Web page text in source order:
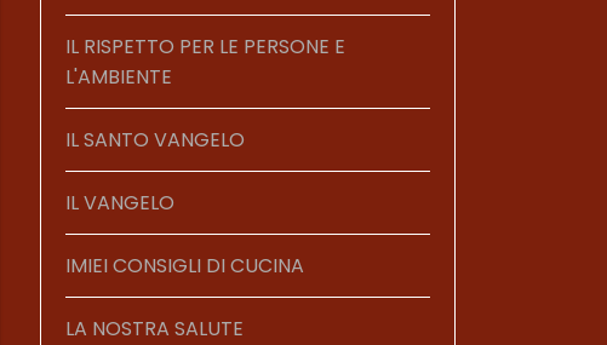
IL RISPETTO PER LE PERSONE E
L'AMBIENTE
IL SANTO VANGELO
IL VANGELO
IMIEI CONSIGLI DI CUCINA
LA NOSTRA SALUTE